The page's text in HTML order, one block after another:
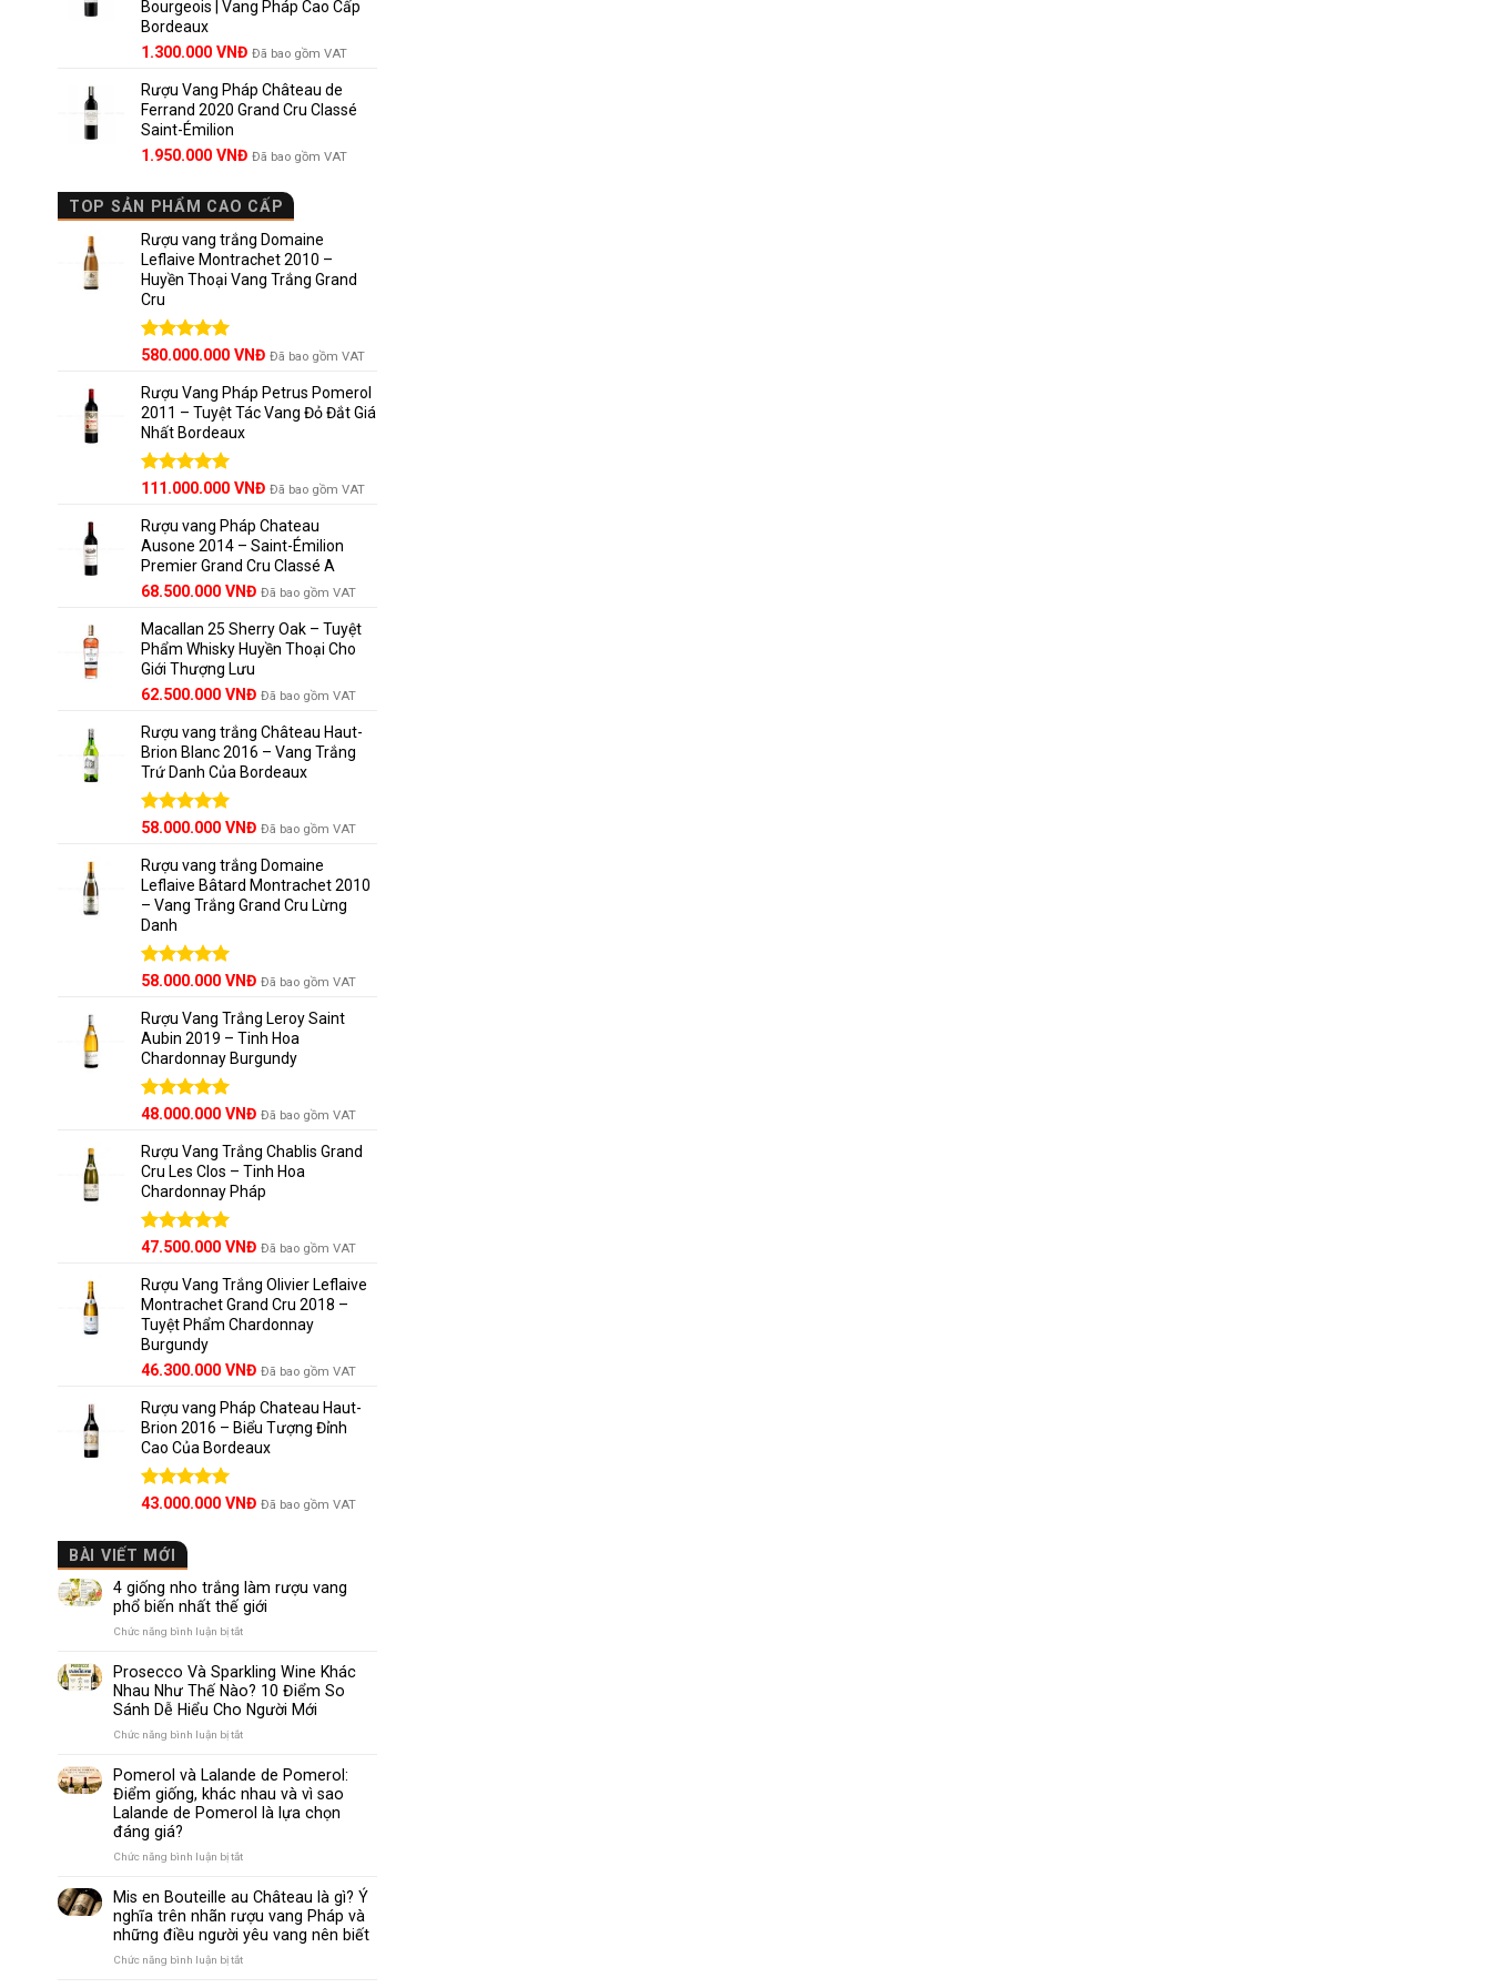
1.800.000 VNĐ.
Bourgeois | Vang Pháp Cao Cấp
Bordeaux
Giá
là:
1.850.000 VNĐ.
1.300.000 VNĐGiá
tại
là:
Đã bao gồm VAT
Rượu Vang Pháp Château de
Ferrand 2020 Grand Cru Classé
Saint-Émilion
Giá
là:
2.800.000 VNĐ.
1.950.000 VNĐGiá
tại
là:
1.950.000 VNĐ.
Đã bao gồm VAT
TOP SẢN PHẨM CAO CẤP
Rượu vang trắng Domaine
Leflaive Montrachet 2010 –
Huyền Thoại Vang Trắng Grand
Cru
Được xếp
5 sao
580.000.000 VNĐ Đã bao gồm VAT
Rượu Vang Pháp Petrus Pomerol
2011 – Tuyệt Tác Vang Đỏ Đắt Giá
Nhất Bordeaux
Được xếp
5 sao
Giá
là:
125.000.000 VNĐ.
111.000.000 VNĐGiá
tại
là:
111.000.000 VNĐ.
Đã bao gồm VAT
Rượu vang Pháp Chateau
Ausone 2014 – Saint-Émilion
Premier Grand Cru Classé A
68.500.000 VNĐ Đã bao gồm VAT
Macallan 25 Sherry Oak – Tuyệt
Phẩm Whisky Huyền Thoại Cho
Giới Thượng Lưu
Giá
là:
65.000.000 VNĐ.
62.500.000 VNĐGiá
tại
là:
62.500.000 VNĐ.
Đã bao gồm VAT
Rượu vang trắng Château Haut-
Brion Blanc 2016 – Vang Trắng
Trứ Danh Của Bordeaux
Được xếp
5 sao
58.000.000 VNĐ Đã bao gồm VAT
Rượu vang trắng Domaine
Leflaive Bâtard Montrachet 2010
– Vang Trắng Grand Cru Lừng
Danh
Được xếp
5 sao
58.000.000 VNĐ Đã bao gồm VAT
Rượu Vang Trắng Leroy Saint
Aubin 2019 – Tinh Hoa
Chardonnay Burgundy
Được xếp
5 sao
48.000.000 VNĐ Đã bao gồm VAT
Rượu Vang Trắng Chablis Grand
Cru Les Clos – Tinh Hoa
Chardonnay Pháp
Được xếp
5 sao
47.500.000 VNĐ Đã bao gồm VAT
Rượu Vang Trắng Olivier Leflaive
Montrachet Grand Cru 2018 –
Tuyệt Phẩm Chardonnay
Burgundy
46.300.000 VNĐ Đã bao gồm VAT
Rượu vang Pháp Chateau Haut-
Brion 2016 – Biểu Tượng Đỉnh
Cao Của Bordeaux
Được xếp
5 sao
43.000.000 VNĐ Đã bao gồm VAT
BÀI VIẾT MỚI
4 giống nho trắng làm rượu vang
phổ biến nhất thế giới
Chức năng bình luận bị tắtở
giống
nho
trắng
làm
biến
nhất
thế
Prosecco Và Sparkling Wine Khác
Nhau Như Thế Nào? 10 Điểm So
Sánh Dễ Hiểu Cho Người Mới
Chức năng bình luận bị tắtở
Và
Sparkling
Wine
Khác
10
Điểm
So
Dễ
Pomerol và Lalande de Pomerol:
Điểm giống, khác nhau và vì sao
Lalande de Pomerol là lựa chọn
đáng giá?
Chức năng bình luận bị tắtở
Lalande
de
Pomerol:
Mis en Bouteille au Château là gì? Ý
nghĩa trên nhãn rượu vang Pháp và
những điều người yêu vang nên biết
Chức năng bình luận bị tắtở